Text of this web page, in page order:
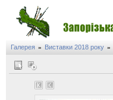
Галерея » Виставки 2018 року »